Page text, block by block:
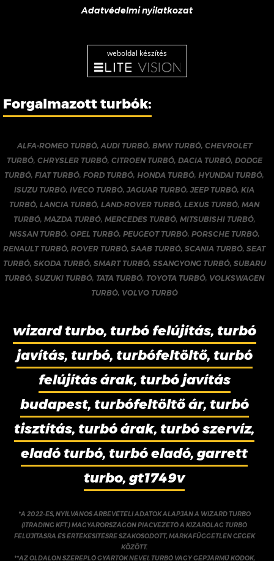
Adatvédelmi nyilatkozat
weboldal készítés
Forgalmazott turbók:
ALFA-ROMEO TURBÓ,AUDI TURBÓ, BMW TURBÓ, CHEVROLET
TURBÓ, CHRYSLER TURBÓ, CITROEN TURBÓ, DACIA TURBÓ, DODGE
TURBÓ,FIAT TURBÓ,FORD TURBÓ, HONDA TURBÓ, HYUNDAI TURBÓ,
ISUZU TURBÓ,IVECO TURBÓ,JAGUAR TURBÓ,JEEP TURBÓ,KIA
TURBÓ,LANCIA TURBÓ,LAND-ROVER TURBÓ,LEXUS TURBÓ,MAN
TURBÓ, MAZDA TURBÓ, MERCEDES TURBÓ, MITSUBISHI TURBÓ,
NISSAN TURBÓ, OPEL TURBÓ, PEUGEOT TURBÓ, PORSCHE TURBÓ,
RENAULT TURBÓ,ROVER TURBÓ,SAAB TURBÓ,SCANIA TURBÓ,SEAT
TURBÓ, SKODA TURBÓ, SMART TURBÓ, SSANGYONG TURBÓ, SUBARU
TURBÓ,SUZUKI TURBÓ, TATA TURBÓ, TOYOTA TURBÓ, VOLKSWAGEN
TURBÓ, VOLVO TURBÓ
wizard turbo, turbó felújítás, turbó
javítás, turbó, turbófeltöltő, turbó
felújítás árak, turbó javítás
budapest, turbófeltöltő ár, turbó
tisztítás, turbó árak, turbó szervíz,
eladó turbó, turbó eladó, garrett
turbo, gt1749v
*A 2022-ES, NYÍLVÁNOS ÁRBEVÉTELI ADATOK ALAPJÁN A WIZARD TURBO
(ITRADING KFT.) MAGYARORSZÁGON PIACVEZETŐ A KIZÁRÓLAG TURBÓ
FELÚJÍTÁSRA ÉS ÉRTÉKESÍTÉSRE SZAKOSODOTT, MÁRKAFÜGGETLEN CÉGEK
KÖZÖTT.
**AZ OLDALON SZEREPLŐ GYÁRTÓK NEVEI, TURBÓ VAGY GÉPJÁRMŰ KÓDOK,